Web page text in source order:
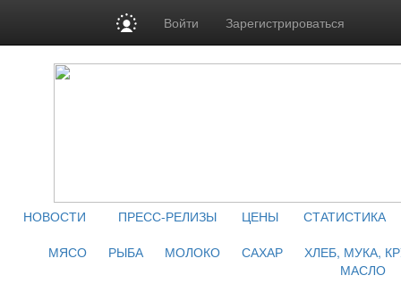
Войти Зарегистрироваться
НОВОСТИ ПРЕСС-РЕЛИЗЫ ЦЕНЫ
СТАТИСТИКА
МЯСО
РЫБА МОЛОКО САХАР
ХЛЕБ, МУКА,
МАСЛО